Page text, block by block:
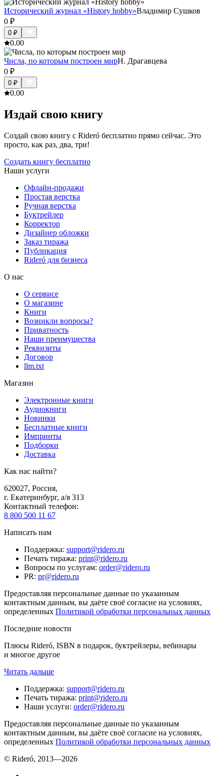
Исторический журнал «History hobby»Владимир Сушков
0 ₽
0 ₽
0.00
Числа, по которым построен мирН. Драгавцева
0 ₽
0 ₽
0.00
Издай свою книгу
Создай свою книгу с Rideró бесплатно прямо сейчас. Это
просто, как раз, два, три!
Создать книгу бесплатно
Наши услуги
Офлайн-продажи
Простая верстка
Ручная верстка
Буктрейлер
Корректор
Дизайнер обложки
Заказ тиража
Публикация
Rideró для бизнеса
О нас
О сервисе
О магазине
Книги
Возникли вопросы?
Приватность
Наши преимущества
Реквизиты
Договор
llm.txt
Магазин
Электронные книги
Аудиокниги
Новинки
Бесплатные книги
Импринты
Подборки
Доставка
Как нас найти?
620027, Россия,
г. Екатеринбург, а/я 313
Контактный телефон:
8 800 500 11 67
Написать нам
Поддержка: support@ridero.ru
Печать тиража: print@ridero.ru
Вопросы по услугам: order@ridero.ru
PR: pr@ridero.ru
Предоставляя персональные данные по указанным
контактным данным, вы даёте своё согласие на условиях,
определенных Политикой обработки персональных данных
Последние новости
Плюсы Rideró, ISBN в подарок, буктрейлеры, вебинары
и многое другое
Читать дальше
Поддержка: support@ridero.ru
Печать тиража: print@ridero.ru
Наши услуги: order@ridero.ru
Предоставляя персональные данные по указанным
контактным данным, вы даёте своё согласие на условиях,
определенных Политикой обработки персональных данных
© Rideró, 2013—2026